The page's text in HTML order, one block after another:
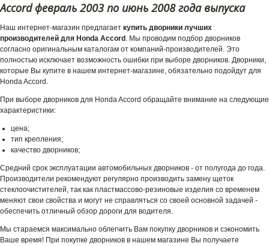
Accord февраль 2003 по июнь 2008 года выпуска
Наш интернет-магазин предлагает купить дворники лучших
производителей для Honda Accord . Мы проводим подбор дворников
согласно оригинальным каталогам от компаний-производителей. Это
полностью исключает возможность ошибки при выборе дворников. Дворники,
которые Вы купите в нашем интернет-магазине, обязательно подойдут для
Honda Accord.
При выборе дворников для Honda Accord обращайте внимание на следующие
характеристики:
цена;
тип крепления;
качество дворников;
Средний срок эксплуатации автомобильных дворников - от полугода до года.
Производители рекомендуют регулярно производить замену щеток
стеклоочистителей, так как пластмассово-резиновые изделия со временем
меняют свои свойства и могут не справляться со своей основной задачей -
обеспечить отличный обзор дороги для водителя.
Мы стараемся максимально облегчить Вам покупку дворников и сэкономить
Ваше время! При покупке дворников в нашем магазине Вы получаете